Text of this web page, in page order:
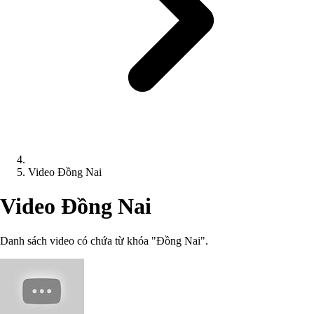
Video Đồng Nai
Video Đồng Nai
Danh sách video có chứa từ khóa "Đồng Nai".